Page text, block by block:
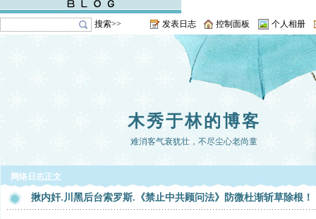
搜索>> 发表日志 控制面板 个人相册
木秀于林的博客
难消客气衰犹壮，不尽尘心老尚童
网络日志正文
揪内奸.川黑后台索罗斯.《禁止中共顾问法》防微杜渐斩草除根！